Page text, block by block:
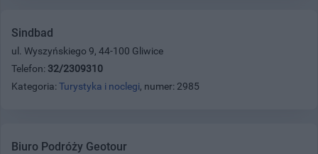
Sindbad
ul. Wyszyńskiego 9, 44-100 Gliwice
Telefon: 32/2309310
Kategoria: Turystyka i noclegi, numer: 2985
Biuro Podróży Geotour